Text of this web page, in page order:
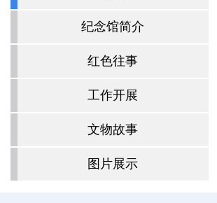
纪念馆简介
红色往事
工作开展
文物故事
图片展示